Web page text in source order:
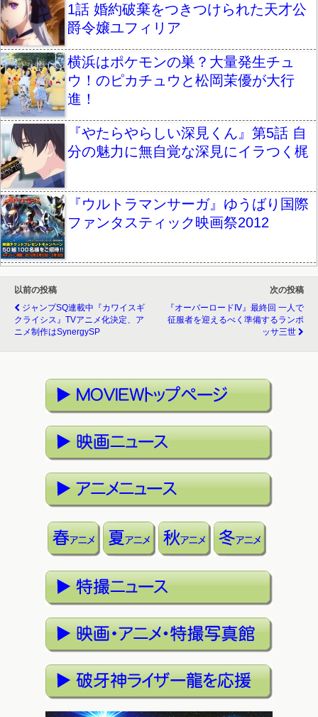
1話 婚約破棄をつきつけられた天才公
爵令嬢ユフィリア
横浜はポケモンの巣？大量発生チュ
ウ！のピカチュウと松岡茉優が大行
進！
『やたらやらしい深見くん』第5話 自
分の魅力に無自覚な深見にイラつく梶
『ウルトラマンサーガ』ゆうばり国際
ファンタスティック映画祭2012
以前の投稿
ジャンプSQ連載中『カワイスギ
クライシス』TVアニメ化決定、ア
ニメ制作はSynergySP
次の投稿
『オーバーロードⅣ』最終回 一人で
征服者を迎えるべく準備するランポ
ッサ三世